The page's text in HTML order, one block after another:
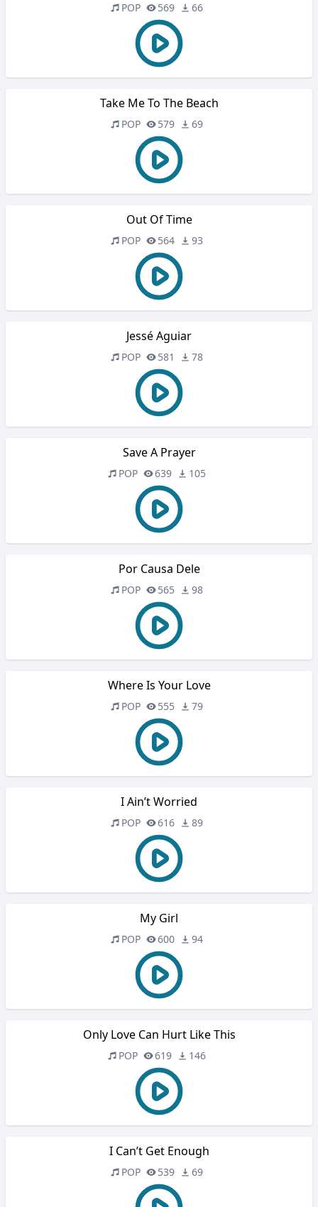
POP 569 66
Take Me To The Beach
POP 579 69
Out Of Time
POP 564 93
Jessé Aguiar
POP 581 78
Save A Prayer
POP 639 105
Por Causa Dele
POP 565 98
Where Is Your Love
POP 555 79
I Ain’t Worried
POP 616 89
My Girl
POP 600 94
Only Love Can Hurt Like This
POP 619 146
I Can’t Get Enough
POP 539 69